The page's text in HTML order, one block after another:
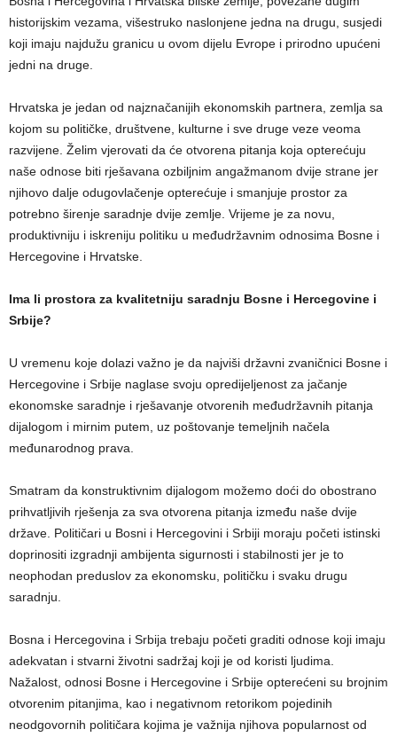
historijskim vezama, višestruko naslonjene jedna na drugu, susjedi
koji imaju najdužu granicu u ovom dijelu Evrope i prirodno upućeni
jedni na druge.
Hrvatska je jedan od najznačanijih ekonomskih partnera, zemlja sa
kojom su političke, društvene, kulturne i sve druge veze veoma
razvijene. Želim vjerovati da će otvorena pitanja koja opterećuju
naše odnose biti rješavana ozbiljnim angažmanom dvije strane jer
njihovo dalje odugovlačenje opterećuje i smanjuje prostor za
potrebno širenje saradnje dvije zemlje. Vrijeme je za novu,
produktivniju i iskreniju politiku u međudržavnim odnosima Bosne i
Hercegovine i Hrvatske.
Ima li prostora za kvalitetniju saradnju Bosne i Hercegovine i
Srbije?
U vremenu koje dolazi važno je da najviši državni zvaničnici Bosne i
Hercegovine i Srbije naglase svoju opredijeljenost za jačanje
ekonomske saradnje i rješavanje otvorenih međudržavnih pitanja
dijalogom i mirnim putem, uz poštovanje temeljnih načela
međunarodnog prava.
Smatram da konstruktivnim dijalogom možemo doći do obostrano
prihvatljivih rješenja za sva otvorena pitanja između naše dvije
države. Političari u Bosni i Hercegovini i Srbiji moraju početi istinski
doprinositi izgradnji ambijenta sigurnosti i stabilnosti jer je to
neophodan preduslov za ekonomsku, političku i svaku drugu
saradnju.
Bosna i Hercegovina i Srbija trebaju početi graditi odnose koji imaju
adekvatan i stvarni životni sadržaj koji je od koristi ljudima.
Nažalost, odnosi Bosne i Hercegovine i Srbije opterećeni su brojnim
otvorenim pitanjima, kao i negativnom retorikom pojedinih
neodgovornih političara kojima je važnija njihova popularnost od